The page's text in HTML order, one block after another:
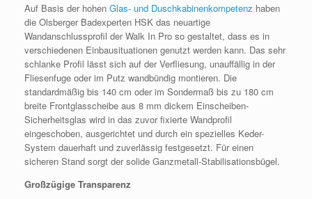
Auf Basis der hohen Glas- und Duschkabinenkompetenz haben
die Olsberger Badexperten HSK das neuartige
Wandanschlussprofil der Walk In Pro so gestaltet, dass es in
verschiedenen Einbausituationen genutzt werden kann. Das sehr
schlanke Profil lässt sich auf der Verfliesung, unauffällig in der
Fliesenfuge oder im Putz wandbündig montieren. Die
standardmäßig bis 140 cm oder im Sondermaß bis zu 180 cm
breite Frontglasscheibe aus 8 mm dickem Einscheiben-
Sicherheitsglas wird in das zuvor fixierte Wandprofil
eingeschoben, ausgerichtet und durch ein spezielles Keder-
System dauerhaft und zuverlässig festgesetzt. Für einen
sicheren Stand sorgt der solide Ganzmetall-Stabilisationsbügel.
Großzügige Transparenz